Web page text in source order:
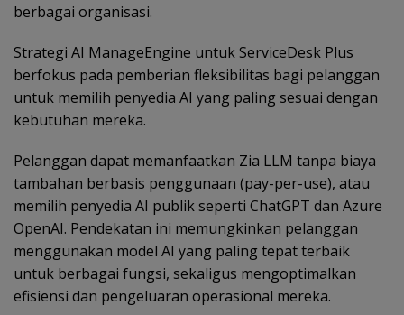
berbagai organisasi.
Strategi AI ManageEngine untuk ServiceDesk Plus
berfokus pada pemberian fleksibilitas bagi pelanggan
untuk memilih penyedia AI yang paling sesuai dengan
kebutuhan mereka.
Pelanggan dapat memanfaatkan Zia LLM tanpa biaya
tambahan berbasis penggunaan (pay-per-use), atau
memilih penyedia AI publik seperti ChatGPT dan Azure
OpenAI. Pendekatan ini memungkinkan pelanggan
menggunakan model AI yang paling tepat terbaik
untuk berbagai fungsi, sekaligus mengoptimalkan
efisiensi dan pengeluaran operasional mereka.